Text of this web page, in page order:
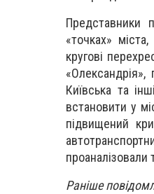
Представники
«точках»
кругові
Київська та
встановити у
підвищений
Раніше